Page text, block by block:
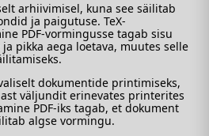
arhiivimisel, kuna see säilitab
ja paigutuse. TeX-
PDF-vormingusse tagab sisu
pikka aega loetava, muutes selle
dokumentide printimiseks,
väljundit erinevates printerites
PDF-iks tagab, et dokument
algse vormingu.